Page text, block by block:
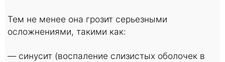
Тем не менее она грозит серьезными
осложнениями, такими как:
— синусит (воспаление слизистых оболочек в